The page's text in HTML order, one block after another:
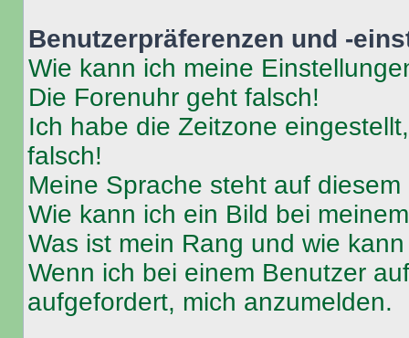
Benutzerpräferenzen und -
Wie kann ich meine
Die Forenuhr geht falsch!
Ich habe die Zeitzone
falsch!
Meine Sprache steht auf
Wie kann ich ein Bild bei
Was ist mein Rang und wie
Wenn ich bei einem Benutzer
aufgefordert, mich anzumelden.